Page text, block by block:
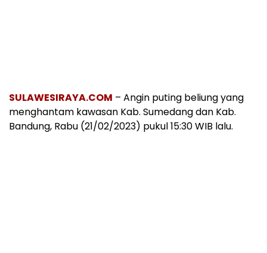
SULAWESIRAYA.COM – Angin puting beliung yang
menghantam kawasan Kab. Sumedang dan Kab.
Bandung, Rabu (21/02/2023) pukul 15:30 WIB lalu.